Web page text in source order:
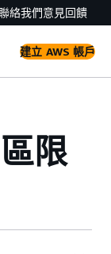
絡我們意見回饋
建立 AWS 帳戶
限